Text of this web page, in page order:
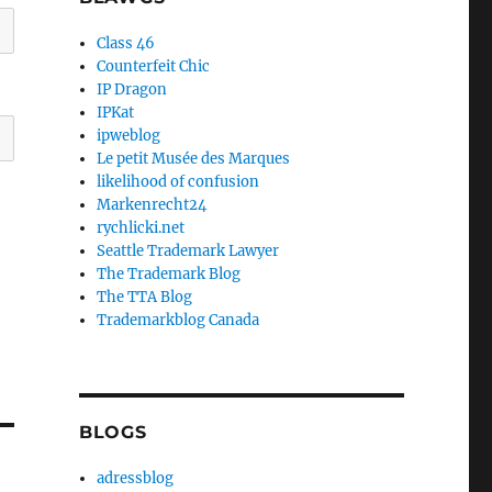
Class 46
Counterfeit Chic
IP Dragon
IPKat
ipweblog
Le petit Musée des Marques
likelihood of confusion
Markenrecht24
rychlicki.net
Seattle Trademark Lawyer
The Trademark Blog
The TTA Blog
Trademarkblog Canada
BLOGS
adressblog